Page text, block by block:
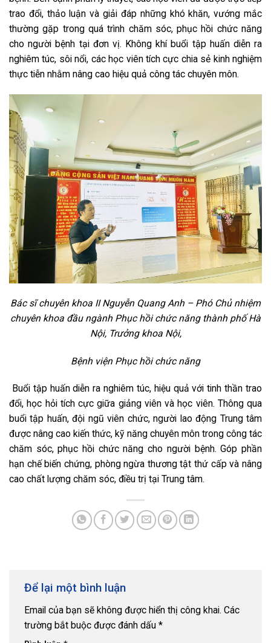
trao đổi, thảo luận và giải đáp những khó khăn, vướng mắc
thường gặp trong quá trình chăm sóc, phục hồi chức năng
cho người bệnh tại đơn vị. Không khí buổi tập huấn diễn ra
nghiêm túc, sôi nổi, các học viên tích cực chia sẻ kinh nghiệm
thực tiễn nhằm nâng cao hiệu quả công tác chuyên môn.
Bác sĩ chuyên khoa II Nguyễn Quang Anh – Phó Chủ nhiệm
chuyên khoa đầu ngành Phục hồi chức năng thành phố Hà
Nội, Trưởng khoa Nội,
Bệnh viện Phục hồi chức năng
Buổi tập huấn diễn ra nghiêm túc, hiệu quả với tinh thần trao
đổi, học hỏi tích cực giữa giảng viên và học viên. Thông qua
buổi tập huấn, đội ngũ viên chức, người lao động Trung tâm
được nâng cao kiến thức, kỹ năng chuyên môn trong công tác
chăm sóc, phục hồi chức năng cho người bệnh. Góp phần
hạn chế biến chứng, phòng ngừa thương tật thứ cấp và nâng
cao chất lượng chăm sóc, điều trị tại Trung tâm.
Để lại một bình luận
Email của bạn sẽ không được hiển thị công khai. Các
trường bắt buộc được đánh dấu *